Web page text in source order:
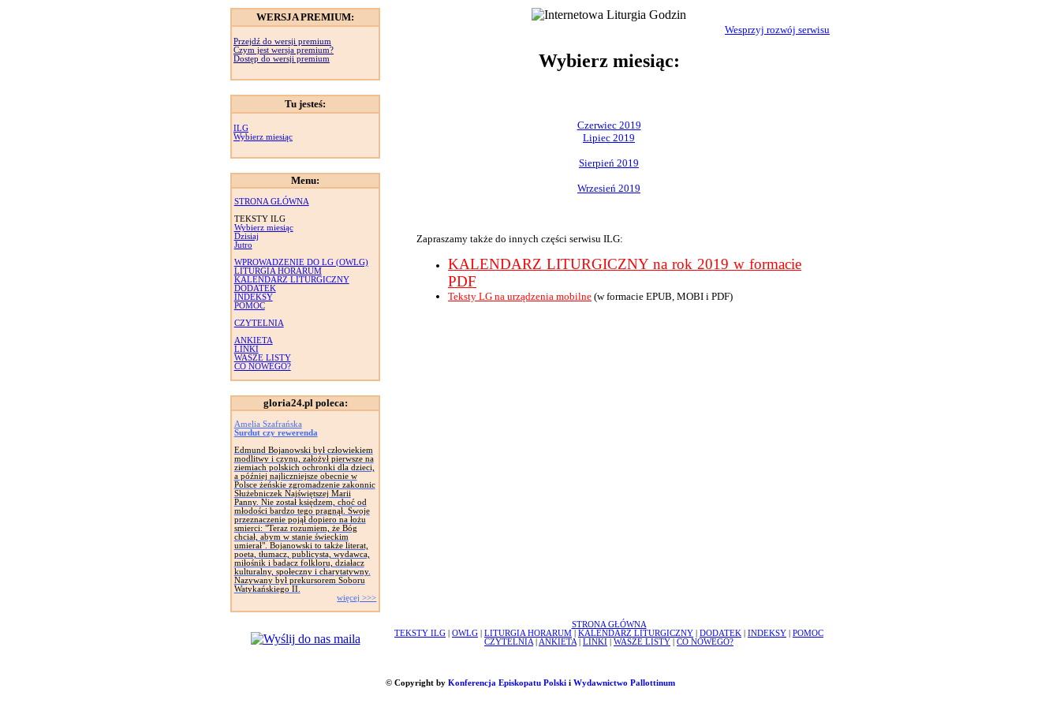
WERSJA PREMIUM:
Przejdź do wersji premium
Czym jest wersja premium?
Dostęp do wersji premium
Tu jesteś:
ILG
Wybierz miesiąc
Menu:
STRONA GŁÓWNA
TEKSTY ILG
Wybierz miesiąc
Dzisiaj
Jutro
WPROWADZENIE DO LG (OWLG)
LITURGIA HORARUM
KALENDARZ LITURGICZNY
DODATEK
INDEKSY
POMOC
CZYTELNIA
ANKIETA
LINKI
WASZE LISTY
CO NOWEGO?
gloria24.pl poleca:
Amelia Szafrańska
Surdut czy rewerenda
Edmund Bojanowski był człowiekiem
modlitwy i czynu, założył pierwsze na
ziemiach polskich ochronki dla dzieci,
a później najliczniejsze obecnie w
Polsce żeńskie zgromadzenie zakonnic
Służebniczek Najświętszej Marii
Panny. Nie został księdzem, choć od
młodości bardzo tego pragnął. Swoje
przeznaczenie pojął dopiero na łożu
smierci: "Teraz rozumiem, że Bóg
chciał, abym w stanie świeckim
umierał". Bojanowski to także literat,
poeta, tłumacz, publicysta, wydawca,
miłośnik i badacz folkloru, działacz
kulturalny, społeczny i charytatywny.
Nazywany był prekursorem Soboru
Watykańskiego II.
więcej >>>
Wesprzyj rozwój serwisu
Wybierz miesiąc:
Czerwiec 2019
Lipiec 2019
Sierpień 2019
Wrzesień 2019
Zapraszamy także do innych części serwisu ILG:
KALENDARZ LITURGICZNY na rok 2019 w formacie
PDF
Teksty LG na urządzenia mobilne (w formacie EPUB, MOBI i PDF)
STRONA GŁÓWNA
TEKSTY ILG
OWLG LITURGIA HORARUM KALENDARZ LITURGICZNY DODATEK INDEKSY
POMOC
CZYTELNIA
ANKIETA LINKI WASZE LISTY CO NOWEGO?
© Copyright by Konferencja Episkopatu Polskii Wydawnictwo Pallottinum